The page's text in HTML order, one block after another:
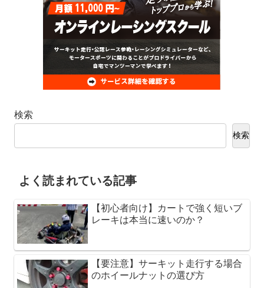
検索
検索
よく読まれている記事
【初心者向け】カートで強く短いブ
レーキは本当に速いのか？
【要注意】サーキット走行する場合
のホイールナットの選び方